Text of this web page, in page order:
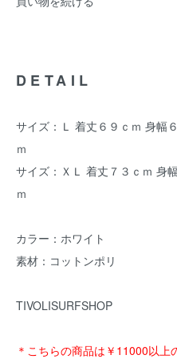
DETAIL
サイズ：Ｌ 着丈６９ｃｍ 身幅
ｍ
サイズ：ＸＬ 着丈７３ｃｍ 身
ｍ
カラー：ホワイト
素材：コットンポリ
TIVOLISURFSHOP
＊こちらの商品は￥11000以